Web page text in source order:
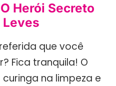
Herói Secreto
Leves
que você
Fica tranquila! O
na limpeza e